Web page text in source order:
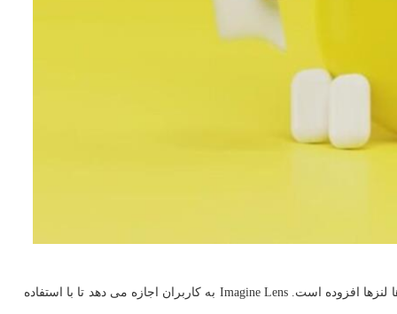
یک لنز جدید به اسم Imagine Lens به بخش ها لنزها افزوده است. Imagine Lens به کاربران اجازه می دهد تا با استفاده